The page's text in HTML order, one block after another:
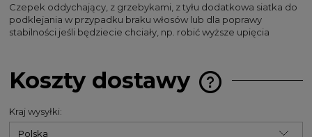
Czepek oddychający, z grzebykami, z tyłu dodatkowa siatka do
podklejania w przypadku braku włosów lub dla poprawy
stabilności jeśli będziecie chciały, np. robić wyższe upięcia
Koszty dostawy
Cena nie zawiera
Kraj wysyłki: